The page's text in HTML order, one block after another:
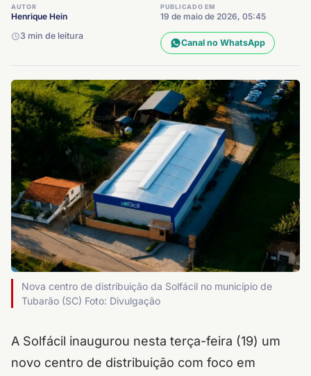
AUTOR
Henrique Hein
PUBLICADO EM
19 de maio de 2026, 05:45
3 min de leitura
Canal no WhatsApp
Nova centro de distribuição da Solfácil no município de
Tubarão (SC) Foto: Divulgação
A Solfácil inaugurou nesta terça-feira (19) um
novo centro de distribuição com foco em